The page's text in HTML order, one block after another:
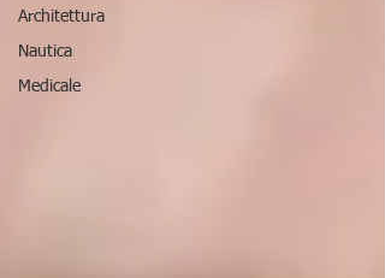
Architettura
Nautica
Medicale